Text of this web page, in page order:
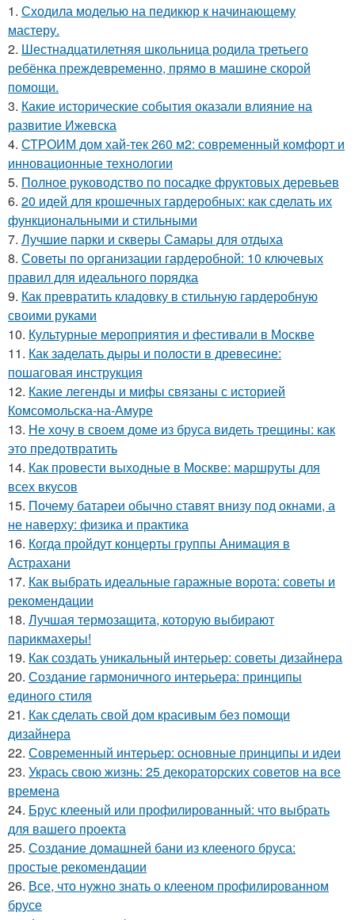
1. Сходила моделью на педикюр к начинающему
мастеру.
2. Шестнадцатилетняя школьница родила третьего
ребёнка преждевременно, прямо в машине скорой
помощи.
3. Какие исторические события оказали влияние на
развитие Ижевска
4. СТРОИМ дом хай-тек 260 м2: современный комфорт и
инновационные технологии
5. Полное руководство по посадке фруктовых деревьев
6. 20 идей для крошечных гардеробных: как сделать их
функциональными и стильными
7. Лучшие парки и скверы Самары для отдыха
8. Советы по организации гардеробной: 10 ключевых
правил для идеального порядка
9. Как превратить кладовку в стильную гардеробную
своими руками
10. Культурные мероприятия и фестивали в Москве
11. Как заделать дыры и полости в древесине:
пошаговая инструкция
12. Какие легенды и мифы связаны с историей
Комсомольска-на-Амуре
13. Не хочу в своем доме из бруса видеть трещины: как
это предотвратить
14. Как провести выходные в Москве: маршруты для
всех вкусов
15. Почему батареи обычно ставят внизу под окнами, а
не наверху: физика и практика
16. Когда пройдут концерты группы Анимация в
Астрахани
17. Как выбрать идеальные гаражные ворота: советы и
рекомендации
18. Лучшая термозащита, которую выбирают
парикмахеры!
19. Как создать уникальный интерьер: советы дизайнера
20. Создание гармоничного интерьера: принципы
единого стиля
21. Как сделать свой дом красивым без помощи
дизайнера
22. Современный интерьер: основные принципы и идеи
23. Укрась свою жизнь: 25 декораторских советов на все
времена
24. Брус клееный или профилированный: что выбрать
для вашего проекта
25. Создание домашней бани из клееного бруса:
простые рекомендации
26. Все, что нужно знать о клееном профилированном
брусе